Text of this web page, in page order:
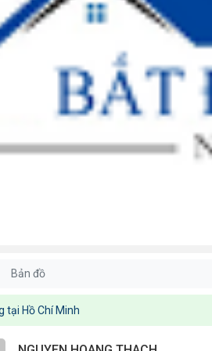
Bản đồ
tại Hồ Chí Minh